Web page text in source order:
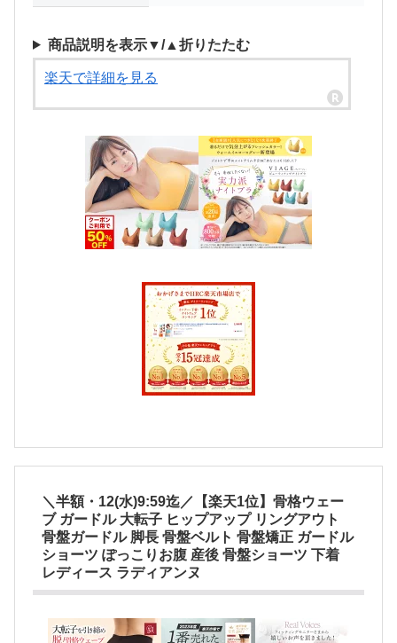
商品説明を表示▼/▲折りたたむ
楽天で詳細を見る
＼半額・12(水)9:59迄／【楽天1位】骨格ウェー
ブ ガードル 大転子 ヒップアップ リングアウト
骨盤ガードル 脚長 骨盤ベルト 骨盤矯正 ガードル
ショーツ ぽっこりお腹 産後 骨盤ショーツ 下着
レディース ラディアンヌ